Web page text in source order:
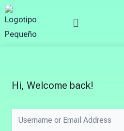
Skip
to
content
Menu
Hi, Welcome back!